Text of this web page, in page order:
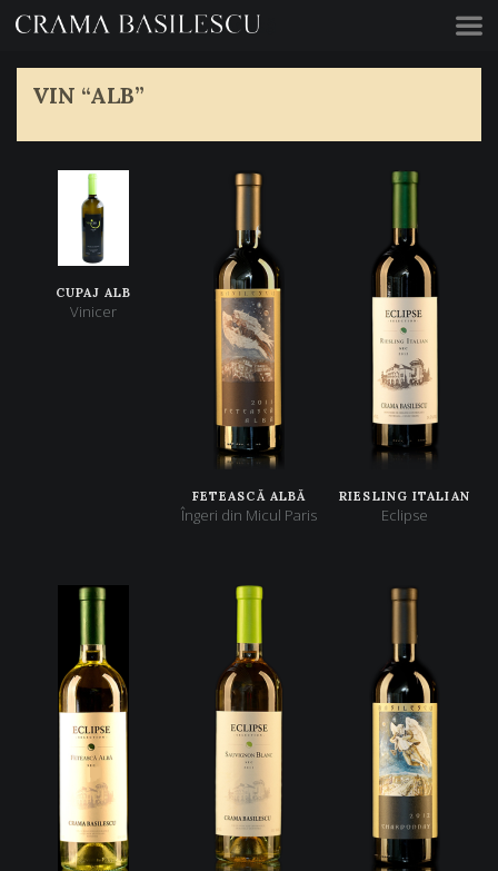
Acasă
VIN “ALB”
CUPAJ ALB
Vinicer
FETEASCĂ ALBĂ
Îngeri din Micul Paris
RIESLING ITALIAN
Eclipse